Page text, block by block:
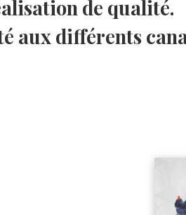
de qualité.
aux différents